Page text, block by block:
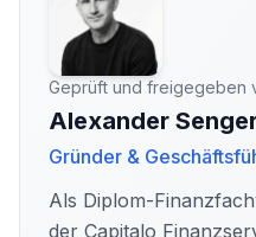
Geprüft und freigegeben
Alexander
Gründer &
Als Diplom-
der Capitalo